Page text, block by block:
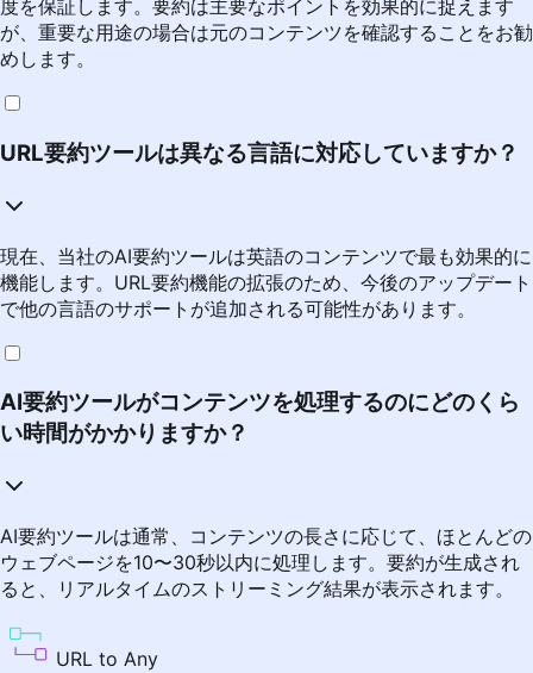
度を保証します。要約は主要なポイントを効果的に捉えます
が、重要な用途の場合は元のコンテンツを確認することをお勧
めします。
URL要約ツールは異なる言語に対応していますか？
現在、当社のAI要約ツールは英語のコンテンツで最も効果的に
機能します。URL要約機能の拡張のため、今後のアップデート
で他の言語のサポートが追加される可能性があります。
AI要約ツールがコンテンツを処理するのにどのくら
い時間がかかりますか？
AI要約ツールは通常、コンテンツの長さに応じて、ほとんどの
ウェブページを10〜30秒以内に処理します。要約が生成され
ると、リアルタイムのストリーミング結果が表示されます。
URL to Any